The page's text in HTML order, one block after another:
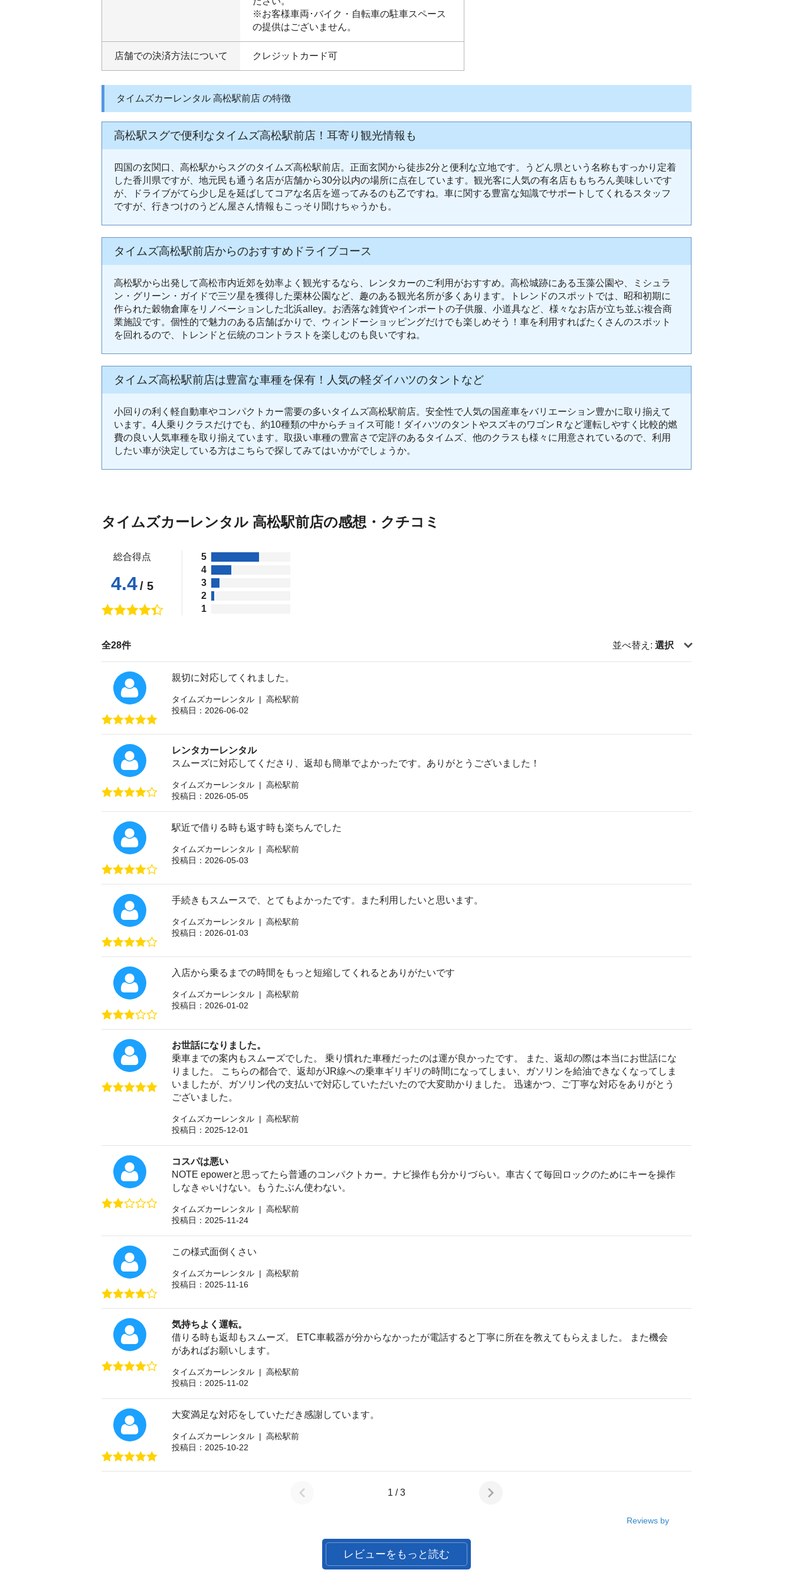
※お客様車両･バイク・自転車の駐車スペース
の提供はございません。
店舗での決済方法について クレジットカード可
タイムズカーレンタル 高松駅前店 の特徴
高松駅スグで便利なタイムズ高松駅前店！耳寄り観光情報も
四国の玄関口、高松駅からスグのタイムズ高松駅前店。正面玄関から徒歩2分と便利な立地です。うどん県という名称もすっかり定着
した香川県ですが、地元民も通う名店が店舗から30分以内の場所に点在しています。観光客に人気の有名店ももちろん美味しいです
が、ドライブがてら少し足を延ばしてコアな名店を巡ってみるのも乙ですね。車に関する豊富な知識でサポートしてくれるスタッフ
ですが、行きつけのうどん屋さん情報もこっそり聞けちゃうかも。
タイムズ高松駅前店からのおすすめドライブコース
高松駅から出発して高松市内近郊を効率よく観光するなら、レンタカーのご利用がおすすめ。高松城跡にある玉藻公園や、ミシュラ
ン・グリーン・ガイドで三ツ星を獲得した栗林公園など、趣のある観光名所が多くあります。トレンドのスポットでは、昭和初期に
作られた穀物倉庫をリノベーションした北浜alley。お洒落な雑貨やインポートの子供服、小道具など、様々なお店が立ち並ぶ複合商
業施設です。個性的で魅力のある店舗ばかりで、ウィンドーショッピングだけでも楽しめそう！車を利用すればたくさんのスポット
を回れるので、トレンドと伝統のコントラストを楽しむのも良いですね。
タイムズ高松駅前店は豊富な車種を保有！人気の軽ダイハツのタントなど
小回りの利く軽自動車やコンパクトカー需要の多いタイムズ高松駅前店。安全性で人気の国産車をバリエーション豊かに取り揃えて
います。4人乗りクラスだけでも、約10種類の中からチョイス可能！ダイハツのタントやスズキのワゴンＲなど運転しやすく比較的燃
費の良い人気車種を取り揃えています。取扱い車種の豊富さで定評のあるタイムズ、他のクラスも様々に用意されているので、利用
したい車が決定している方はこちらで探してみてはいかがでしょうか。
タイムズカーレンタル 高松駅前店の感想・クチコミ
総合得点
4.4/ 5
5
4
3
2
1
全28件 並べ替え: 選択
親切に対応してくれました。
タイムズカーレンタル | 高松駅前
投稿日：2026-06-02
レンタカーレンタル
スムーズに対応してくださり、返却も簡単でよかったです。ありがとうございました！
タイムズカーレンタル | 高松駅前
投稿日：2026-05-05
駅近で借りる時も返す時も楽ちんでした
タイムズカーレンタル | 高松駅前
投稿日：2026-05-03
手続きもスムースで、とてもよかったです。また利用したいと思います。
タイムズカーレンタル | 高松駅前
投稿日：2026-01-03
入店から乗るまでの時間をもっと短縮してくれるとありがたいです
タイムズカーレンタル | 高松駅前
投稿日：2026-01-02
お世話になりました。
乗車までの案内もスムーズでした。 乗り慣れた車種だったのは運が良かったです。 また、返却の際は本当にお世話にな
りました。 こちらの都合で、返却がJR線への乗車ギリギリの時間になってしまい、ガソリンを給油できなくなってしま
いましたが、ガソリン代の支払いで対応していただいたので大変助かりました。 迅速かつ、ご丁寧な対応をありがとう
ございました。
タイムズカーレンタル | 高松駅前
投稿日：2025-12-01
コスパは悪い
NOTE epowerと思ってたら普通のコンパクトカー。ナビ操作も分かりづらい。車古くて毎回ロックのためにキーを操作
しなきゃいけない。もうたぶん使わない。
タイムズカーレンタル | 高松駅前
投稿日：2025-11-24
この様式面倒くさい
タイムズカーレンタル | 高松駅前
投稿日：2025-11-16
気持ちよく運転。
借りる時も返却もスムーズ。 ETC車載器が分からなかったが電話すると丁寧に所在を教えてもらえました。 また機会
があればお願いします。
タイムズカーレンタル | 高松駅前
投稿日：2025-11-02
大変満足な対応をしていただき感謝しています。
タイムズカーレンタル | 高松駅前
投稿日：2025-10-22
1 / 3
Reviews by
レビューをもっと読む